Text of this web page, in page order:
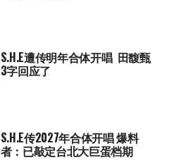
S.H.E遭传明年合体开唱 田馥甄
3字回应了
S.H.E传2027年合体开唱 爆料
者：已敲定台北大巨蛋档期